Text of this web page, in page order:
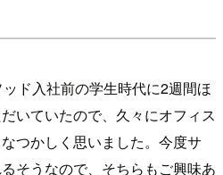
ド入社前の学生時代に2週間ほ
いていたので、久々にオフィス
つかしく思いました。今度サ
そうなので、そちらもご興味あ